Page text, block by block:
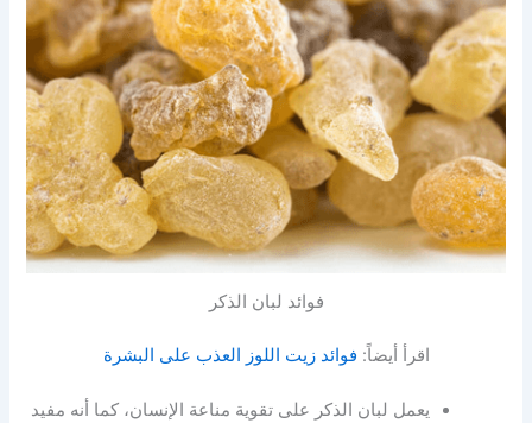
فوائد لبان الذكر
اقرأ أيضاً: فوائد زيت اللوز العذب على البشرة
يعمل لبان الذكر على تقوية مناعة الإنسان، كما أنه مفيد